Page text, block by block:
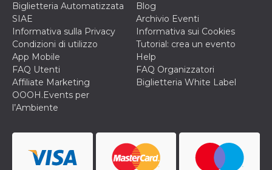
Biglietteria Automatizzata
SIAE
Blog
Archivio Eventi
Informativa sulla Privacy
Informativa sui Cookies
Condizioni di utilizzo
Tutorial: crea un evento
App Mobile
Help
FAQ Utenti
FAQ Organizzatori
Affiliate Marketing
Biglietteria White Label
OOOH.Events per
l’Ambiente